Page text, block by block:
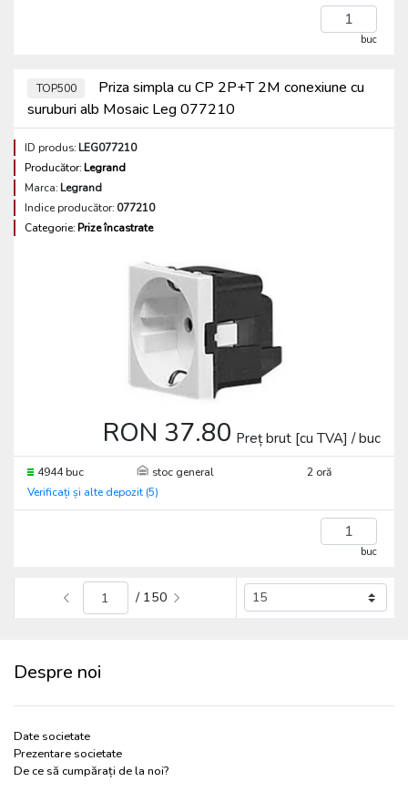
buc
TOP500
Priza simpla cu CP 2P+T 2M conexiune cu
suruburi alb Mosaic Leg 077210
ID produs:LEG077210
Producător:Legrand
Marca:Legrand
Indice producător: 077210
Categorie:Prize încastrate
RON 37.80 Preț brut [cu TVA] / buc
4944 buc stoc general
2 oră
Verificați și alte depozit (5)
buc
/ 150
Despre noi
Date societate
Prezentare societate
De ce să cumpărați de la noi?